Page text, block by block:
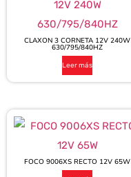
CLAXON 3 CORNETA 12V 240W
630/795/840HZ
Leer más
FOCO 9006XS RECTO 12V 65W